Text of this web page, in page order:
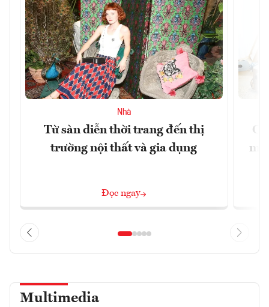
Nhà
Từ sàn diễn thời trang đến thị
trường nội thất và gia dụng
Đọc ngay
Multimedia